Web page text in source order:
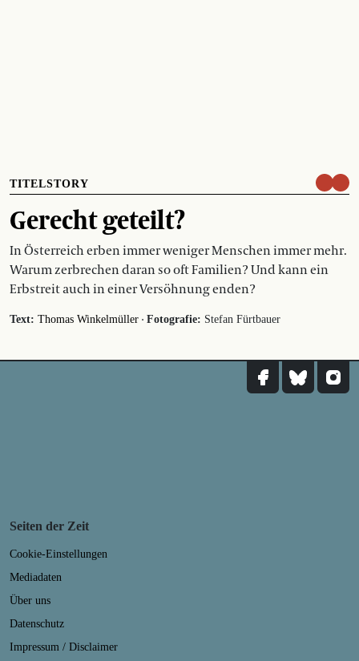
TITELSTORY
Gerecht geteilt?
In Österreich erben immer weniger Menschen immer mehr.
Warum zerbrechen daran so oft Familien? Und kann ein
Erbstreit auch in einer Versöhnung enden?
Text: Thomas Winkelmüller · Fotografie: Stefan Fürtbauer
Seiten der Zeit
Cookie-Einstellungen
Mediadaten
Über uns
Datenschutz
Impressum / Disclaimer